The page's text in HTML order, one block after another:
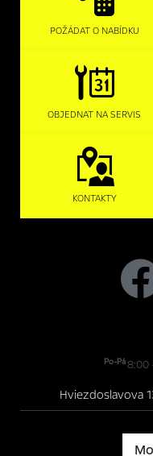
POŽÁDAT O NABÍDKU
OBJEDNAT NA SERVIS
KONTAKTY
Po-Pá8:00
Hviezdoslavova